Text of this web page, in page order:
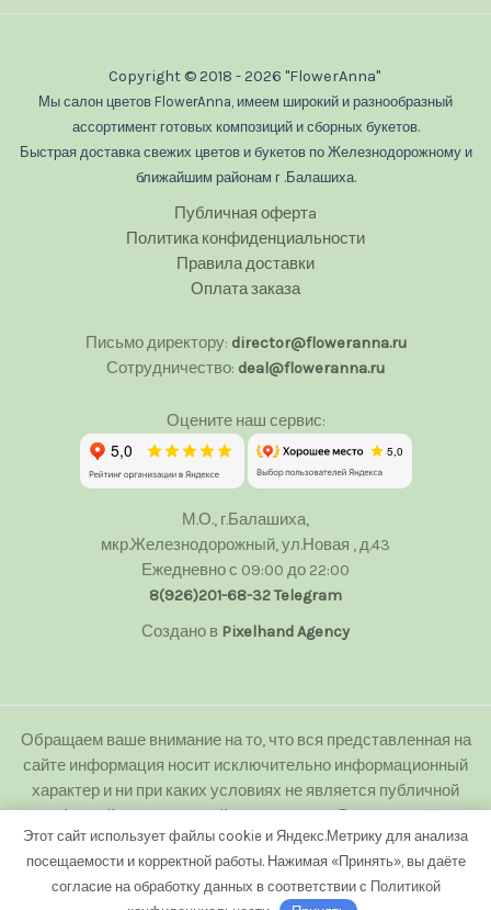
Copyright © 2018 - 2026 "FlowerAnna"
Мы салон цветов FlowerAnna, имеем широкий и разнообразный
ассортимент готовых композиций и сборных букетов.
Быстрая доставка свежих цветов и букетов по Железнодорожному и
ближайшим районам г .Балашиха.
Публичная офертa
Политика конфиденциальности
Правила доставки
Оплата заказа
Письмо директору: director@floweranna.ru
Сотрудничество: deal@floweranna.ru
Оцените наш сервис:
М.О., г.Балашиха,
мкр.Железнодорожный, ул.Новая , д.43
Ежедневно с 09:00 до 22:00
8(926)201-68-32Telegram
Создано в Pixelhand Agency
Обращаем ваше внимание на то, что вся представленная на
сайте информация носит исключительно информационный
характер и ни при каких условиях не является публичной
офертой определяемой положениями Статьи 437(2)
Гражданского кодекса Российской Федерации.
Любое копирование с сайта floweranna.ru без письменного
разрешения владельца запрещено.
Этот сайт использует файлы cookie и Яндекс.Метрику для анализа
посещаемости и корректной работы. Нажимая «Принять», вы даёте
согласие на обработку данных в соответствии с Политикой